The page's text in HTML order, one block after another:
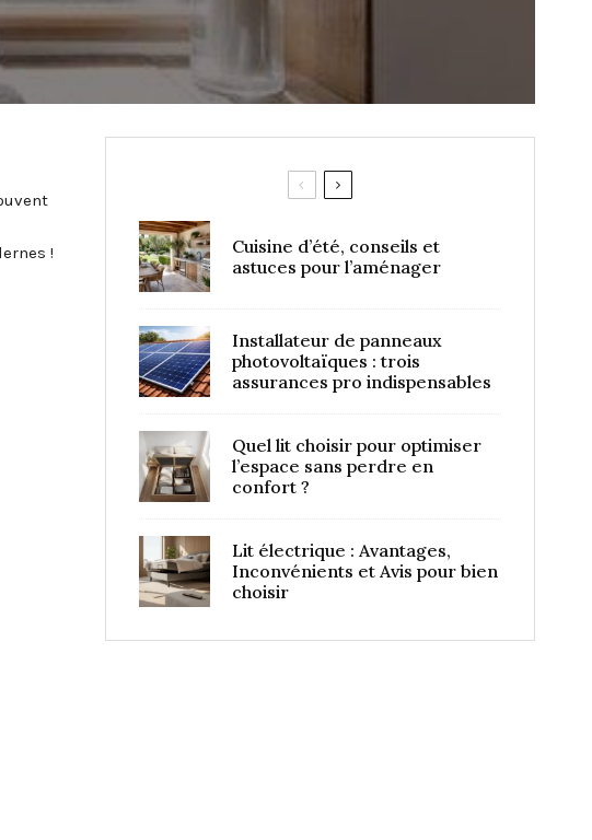
!
Cuisine d’été, conseils et
astuces pour l’aménager
Installateur de panneaux
photovoltaïques : trois
assurances pro indispensables
Quel lit choisir pour optimiser
l’espace sans perdre en
confort ?
Lit électrique : Avantages,
Inconvénients et Avis pour bien
choisir